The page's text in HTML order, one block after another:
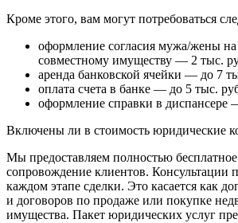
Кроме этого, вам могут потребоваться
оформление согласия мужа/жены на
совместному имуществу — 2 тыс.
аренда банковской ячейки — до 7
оплата счета в банке — до 5 тыс.
оформление справки в диспансере
Включены ли в стоимость юридические
Мы предоставляем полностью
сопровождение клиентов. Консультации
каждом этапе сделки. Это касается как
и договоров по продаже или покупке
имущества. Пакет юридических услуг